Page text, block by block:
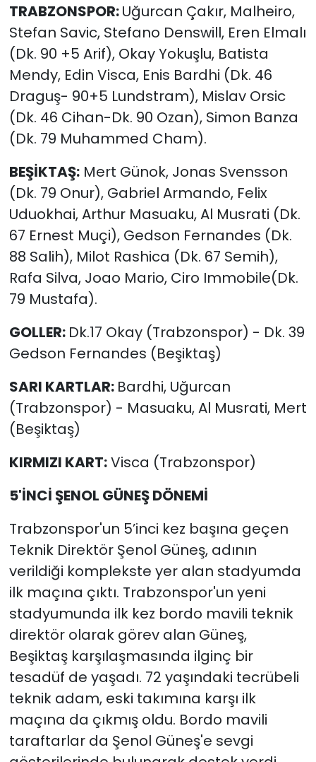
TRABZONSPOR:Uğurcan Çakır, Malheiro,
Stefan Savic, Stefano Denswill, Eren Elmalı
(Dk. 90 +5 Arif), Okay Yokuşlu, Batista
Mendy, Edin Visca, Enis Bardhi (Dk. 46
Draguş- 90+5 Lundstram), Mislav Orsic
(Dk. 46 Cihan-Dk. 90 Ozan), Simon Banza
(Dk. 79 Muhammed Cham).
BEŞİKTAŞ:Mert Günok, Jonas Svensson
(Dk. 79 Onur), Gabriel Armando, Felix
Uduokhai, Arthur Masuaku, Al Musrati (Dk.
67 Ernest Muçi), Gedson Fernandes (Dk.
88 Salih), Milot Rashica (Dk. 67 Semih),
Rafa Silva, Joao Mario, Ciro Immobile(Dk.
79 Mustafa).
GOLLER: Dk.17 Okay (Trabzonspor) - Dk. 39
Gedson Fernandes (Beşiktaş)
SARI KARTLAR: Bardhi, Uğurcan
(Trabzonspor) - Masuaku, Al Musrati, Mert
(Beşiktaş)
KIRMIZI KART:Visca (Trabzonspor)
5'İNCİ ŞENOL GÜNEŞ DÖNEMİ
Trabzonspor'un 5’inci kez başına geçen
Teknik Direktör Şenol Güneş, adının
verildiği komplekste yer alan stadyumda
ilk maçına çıktı. Trabzonspor'un yeni
stadyumunda ilk kez bordo mavili teknik
direktör olarak görev alan Güneş,
Beşiktaş karşılaşmasında ilginç bir
tesadüf de yaşadı. 72 yaşındaki tecrübeli
teknik adam, eski takımına karşı ilk
maçına da çıkmış oldu. Bordo mavili
taraftarlar da Şenol Güneş'e sevgi